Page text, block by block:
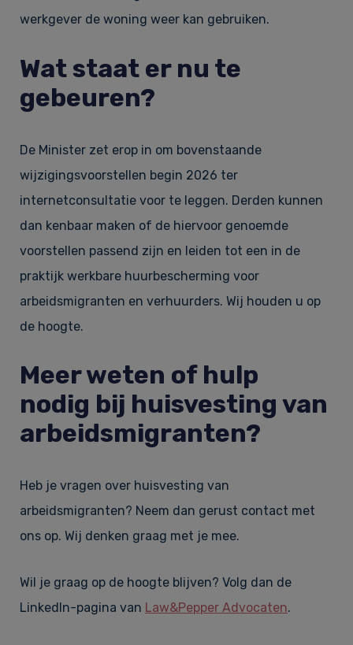
werkgever de woning weer kan gebruiken.
Wat staat er nu te
gebeuren?
De Minister zet erop in om bovenstaande
wijzigingsvoorstellen begin 2026 ter
internetconsultatie voor te leggen. Derden kunnen
dan kenbaar maken of de hiervoor genoemde
voorstellen passend zijn en leiden tot een in de
praktijk werkbare huurbescherming voor
arbeidsmigranten en verhuurders. Wij houden u op
de hoogte.
Meer weten of hulp
nodig bij huisvesting van
arbeidsmigranten?
Heb je vragen over huisvesting van
arbeidsmigranten? Neem dan gerust contact met
ons op. Wij denken graag met je mee.
Wil je graag op de hoogte blijven? Volg dan de
LinkedIn-pagina van Law&Pepper Advocaten.